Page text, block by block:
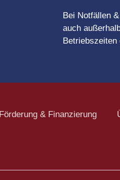
Bei Notfällen
auch
Förderung & Finanzierung